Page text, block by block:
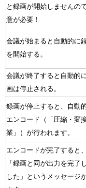
と録画が開始しませんの
意が必要！
会議が始まると自動的に
を開始する。
会議が終了すると自動的
画は停止される。
録画が停止すると、自動
エンコード（「圧縮・変
業」）が行われます。
エンコードが完了すると、
「録画と同が出力を完了
した」というメッセージ